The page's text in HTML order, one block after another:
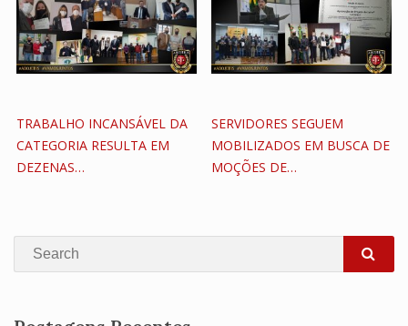
TRABALHO INCANSÁVEL DA
CATEGORIA RESULTA EM
DEZENAS…
SERVIDORES SEGUEM
MOBILIZADOS EM BUSCA DE
MOÇÕES DE…
Search